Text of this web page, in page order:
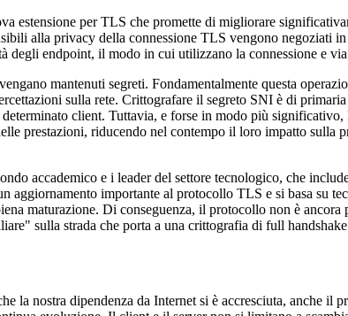
estensione per TLS che promette di migliorare
alla privacy della connessione TLS vengono negoziati
degli endpoint, il modo in cui utilizzano la connessione e
mantenuti segreti. Fondamentalmente questa
sulla rete. Crittografare il segreto SNI è di
client. Tuttavia, e forse in modo più
prestazioni, riducendo nel contempo il loro impatto sulla
accademico e i leader del settore tecnologico, che
aggiornamento importante al protocollo TLS e si basa su
maturazione. Di conseguenza, il protocollo non è ancora
sulla strada che porta a una crittografia di full
la nostra dipendenza da Internet si è accresciuta, anche il